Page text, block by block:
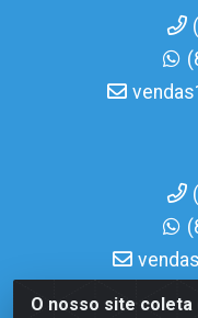
O nosso site